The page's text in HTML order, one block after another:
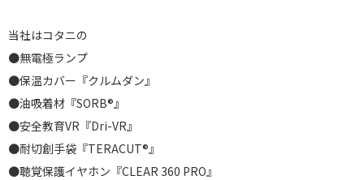
当社はコタニの
●無電極ランプ
●保温カバー『クルムダン』
●油吸着材『SORB®』
●安全教育VR『Dri-VR』
●耐切創手袋『TERACUT®』
●聴覚保護イヤホン『CLEAR 360 PRO』